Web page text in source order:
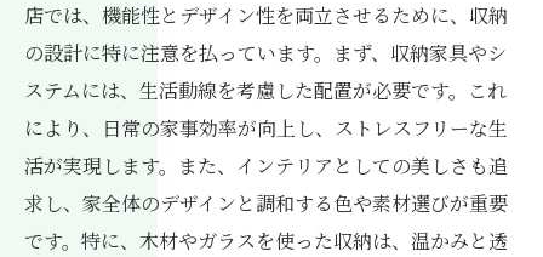
趣味の道具を効率的に収納する方法
趣味部屋の収納で日常に彩りを
趣味と生活空間をシームレスに繋ぐデザイ
趣味を楽しむための特別な収納スペース
趣味を通じて家族とつながる収納アイデア
店では、機能性とデザイン性を両立させるために、収納
の設計に特に注意を払っています。まず、収納家具やシ
ステムには、生活動線を考慮した配置が必要です。これ
により、日常の家事効率が向上し、ストレスフリーな生
活が実現します。また、インテリアとしての美しさも追
求し、家全体のデザインと調和する色や素材選びが重要
です。特に、木材やガラスを使った収納は、温かみと透